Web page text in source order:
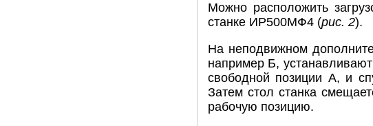
Можно расположить
станке ИР500МФ4 (рис. 2).
На неподвижном
например Б,
свободной позиции А, и
Затем стол станка
рабочую позицию.